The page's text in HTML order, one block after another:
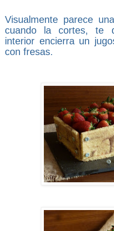
Visualmente parece
cuando la cortes, te
interior encierra un
con fresas.